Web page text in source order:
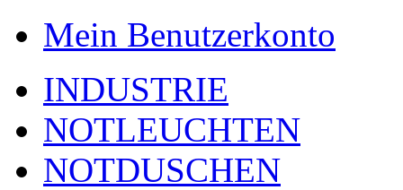
Mein Benutzerkonto
INDUSTRIE
NOTLEUCHTEN
NOTDUSCHEN